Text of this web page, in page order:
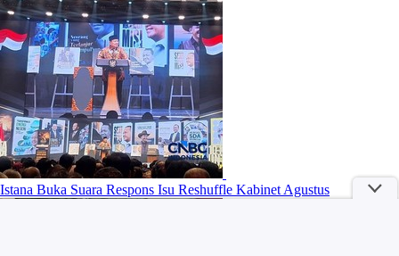
Istana Buka Suara Respons Isu Reshuffle Kabinet Agustus